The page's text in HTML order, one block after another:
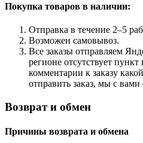
Покупка товаров в наличии:
Отправка в течение 2–5
Возможен самовывоз.
Все заказы отправляем
регионе отсутствует
комментарии к заказу
отправить заказ, мы с вами
Возврат и обмен
Причины возврата и обмена